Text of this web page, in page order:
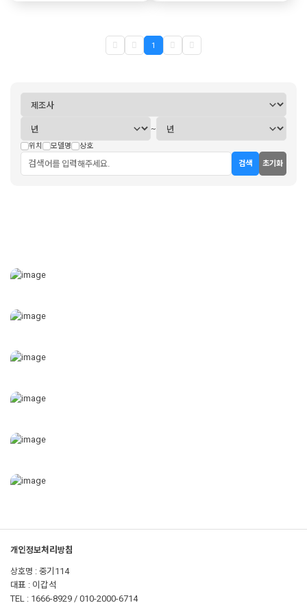
1
~
위치
모델명 상호
개인정보처리방침
상호명 : 중기114
대표 : 이갑석
TEL : 1666-8929 / 010-2000-6714